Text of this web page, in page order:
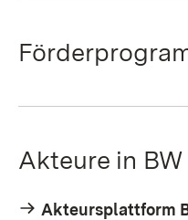
Akteure in BW
Akteursplattform